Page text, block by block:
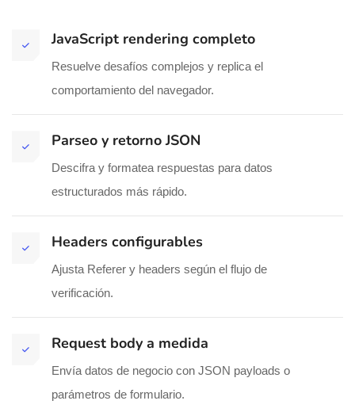
JavaScript rendering completo
Resuelve desafíos complejos y replica el
comportamiento del navegador.
Parseo y retorno JSON
Descifra y formatea respuestas para datos
estructurados más rápido.
Headers configurables
Ajusta Referer y headers según el flujo de
verificación.
Request body a medida
Envía datos de negocio con JSON payloads o
parámetros de formulario.